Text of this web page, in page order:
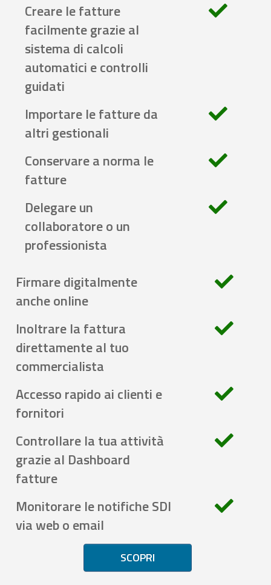
Creare le fatture
facilmente grazie al
sistema di calcoli
automatici e controlli
guidati
Importare le fatture da
altri gestionali
Conservare a norma le
fatture
Delegare un
collaboratore o un
professionista
Firmare digitalmente
anche online
Inoltrare la fattura
direttamente al tuo
commercialista
Accesso rapido ai clienti e
fornitori
Controllare la tua attività
grazie al Dashboard
fatture
Monitorare le notifiche SDI
via web o email
SCOPRI